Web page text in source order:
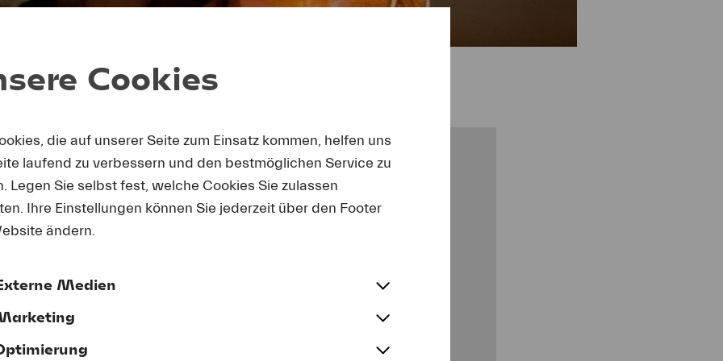
Grammophon
YoutubeInhalte zu laden, akzeptieren Sie bitte
Cookies
die auf unserer Seite zum Einsatz kommen, helfen uns
laufend zu verbessern und den bestmöglichen Service zu
Legen Sie selbst fest, welche Cookies Sie zulassen
Ihre Einstellungen können Sie jederzeit über den Footer
ändern.
Medien